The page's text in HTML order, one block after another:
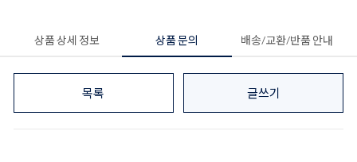
상품 상세 정보 상품 문의 배송/교환/반품 안내
목록 글쓰기